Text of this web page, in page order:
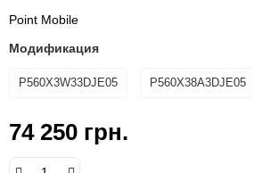
Point Mobile
Модификация
P560X3W33DJE05 P560X38A3DJE05
74 250 грн.